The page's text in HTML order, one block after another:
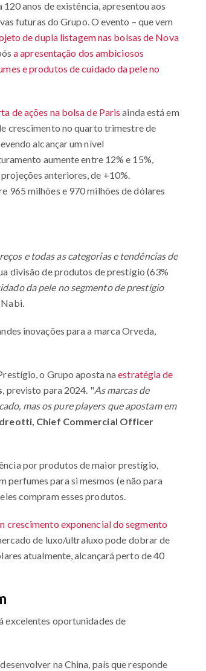
anos de existência, apresentou aos
futuras do Grupo. O evento – que vem
de dupla listagem nas bolsas de Nova
a apresentação dos ambiciosos
e produtos de cuidado da pele no
de ações na bolsa de Paris ainda está em
crescimento no quarto trimestre de
alcançar um nível
aumente entre 12% e 15%,
anteriores, de +10%.
965 milhões e 970 milhões de dólares
e todas as categorias e tendências de
divisão de produtos de prestígio (63%
da pele no segmento de prestígio
Nabi.
inovações para a marca Orveda,
o Grupo aposta naestratégia de
, previsto para 2024. "As marcas de
mas os pure players que apostam em
Chief Commercial Officer
por produtos de maior prestígio,
perfumes para si mesmos (e não para
compram esses produtos.
crescimento exponencial do segmento
de luxo/ultraluxo pode dobrar de
atualmente, alcançará perto de 40
excelentes oportunidades de
na China, país que responde